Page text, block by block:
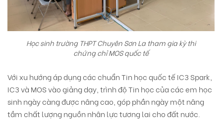
Học sinh trường THPT Chuyên Sơn La tham gia kỳ thi
chứng chỉ MOS quốc tế
Với xu hướng áp dụng các chuẩn Tin học quốc tế IC3 Spark,
IC3 và MOS vào giảng dạy, trình độ Tin học của các em học
sinh ngày càng được nâng cao, góp phần ngày một nâng
tầm chất lượng nguồn nhân lực tương lai cho đất nước.